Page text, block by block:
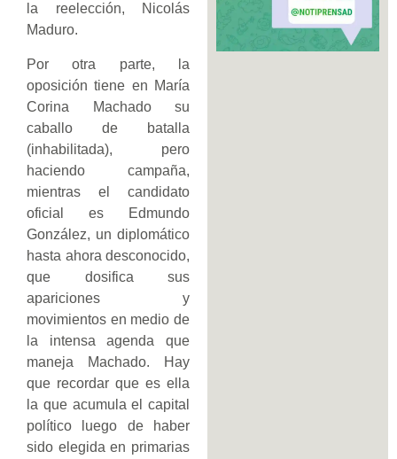
la reelección, Nicolás
Maduro.
Por otra parte, la
oposición tiene en María
Corina Machado su
caballo de batalla
(inhabilitada), pero
haciendo campaña,
mientras el candidato
oficial es Edmundo
González, un diplomático
hasta ahora desconocido,
que dosifica sus
apariciones y
movimientos en medio de
la intensa agenda que
maneja Machado. Hay
que recordar que es ella
la que acumula el capital
político luego de haber
sido elegida en primarias